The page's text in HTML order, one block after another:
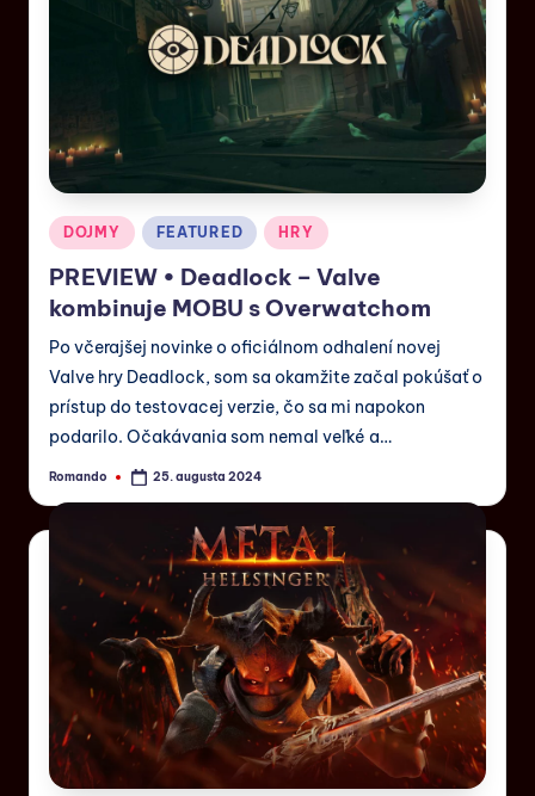
DOJMY FEATURED HRY
PREVIEW • Deadlock – Valve
kombinuje MOBU s Overwatchom
Po včerajšej novinke o oficiálnom odhalení novej
Valve hry Deadlock, som sa okamžite začal pokúšať o
prístup do testovacej verzie, čo sa mi napokon
podarilo. Očakávania som nemal veľké a…
Romando 25. augusta 2024